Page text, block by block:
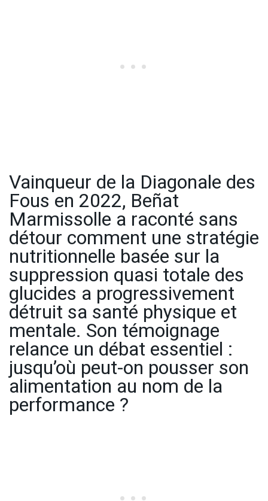
Vainqueur de la Diagonale des
Fous en 2022, Beñat
Marmissolle a raconté sans
détour comment une stratégie
nutritionnelle basée sur la
suppression quasi totale des
glucides a progressivement
détruit sa santé physique et
mentale. Son témoignage
relance un débat essentiel :
jusqu’où peut-on pousser son
alimentation au nom de la
performance ?